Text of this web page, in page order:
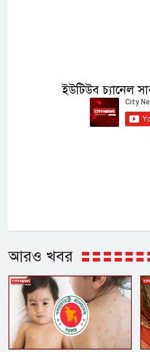
ইউটিউব চ্যানেল
আরও খবর